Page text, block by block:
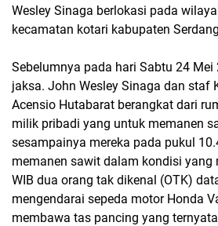
Wesley Sinaga berlokasi pada
kecamatan kotari kabupaten
Sebelumnya pada hari Sabtu 24 Mei
jaksa. John Wesley Sinaga dan staf
Acensio Hutabarat berangkat dari
milik pribadi yang untuk memanen
sesampainya mereka pada pukul
memanen sawit dalam kondisi yang
WIB dua orang tak dikenal (OTK)
mengendarai sepeda motor Honda
membawa tas pancing yang